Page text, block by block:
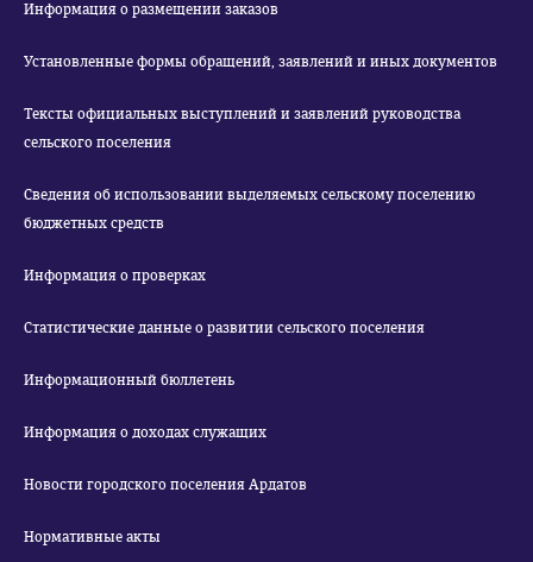
Информация о размещении заказов
Установленные формы обращений, заявлений и иных документов
Тексты официальных выступлений и заявлений руководства
сельского поселения
Сведения об использовании выделяемых сельскому поселению
бюджетных средств
Информация о проверках
Статистические данные о развитии сельского поселения
Информационный бюллетень
Информация о доходах служащих
Новости городского поселения Ардатов
Нормативные акты